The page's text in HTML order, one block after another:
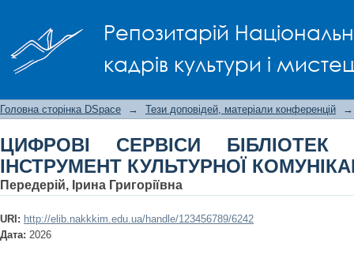
Репозитарій
кадрів культури і
КОМУНІКАЦІЇ
Головна сторінка DSpace → Тези доповідей, матеріали конференцій →
ЦИФРОВІ СЕРВІСИ
ІНСТРУМЕНТ КУЛЬТУРНОЇ
Передерій, Ірина Григоріївна
URI: http://elib.nakkkim.edu.ua/handle/123456789/6242
Дата: 2026